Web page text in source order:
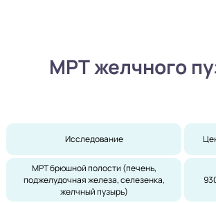
МРТ желчного
Исследование
МРТ брюшной полости (печень,
поджелудочная железа, селезенка,
желчный пузырь)